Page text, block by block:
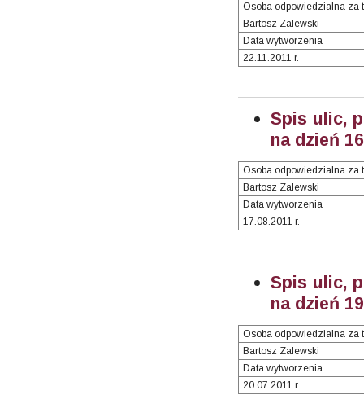
Osoba odpowiedzialna za
Bartosz Zalewski
Data wytworzenia
22.11.2011 r.
Spis ulic,
na dzień
Osoba odpowiedzialna za
Bartosz Zalewski
Data wytworzenia
17.08.2011 r.
Spis ulic,
na dzień
Osoba odpowiedzialna za
Bartosz Zalewski
Data wytworzenia
20.07.2011 r.